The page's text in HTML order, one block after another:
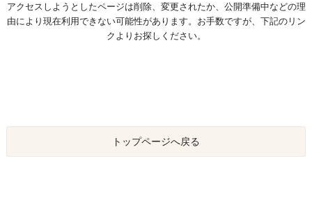
アクセスしようとしたページは削除、変更されたか、公開準備中などの理
由により現在利用できない可能性があります。お手数ですが、下記のリン
クよりお探しください。
トップページへ戻る